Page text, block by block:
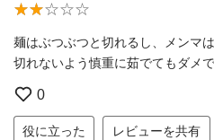
麺はぶつぶつと切れるし、メンマ
切れないよう慎重に茹でてもダメで
0
役に立った レビューを共有